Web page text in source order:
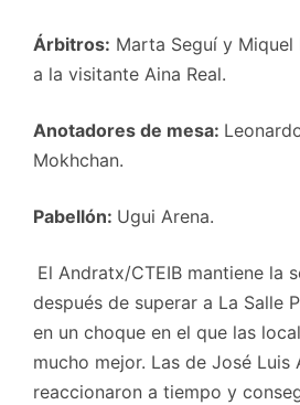
Árbitros: Marta Seguí y Miquel
a la visitante Aina Real.
Anotadores de mesa:
Mokhchan.
Pabellón: Ugui Arena.
El Andratx/CTEIB mantiene la
después de superar a La Salle
en un choque en el que las
mucho mejor. Las de José Luis
reaccionaron a tiempo y